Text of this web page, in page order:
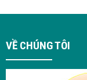
VỀ CHÚNG TÔI